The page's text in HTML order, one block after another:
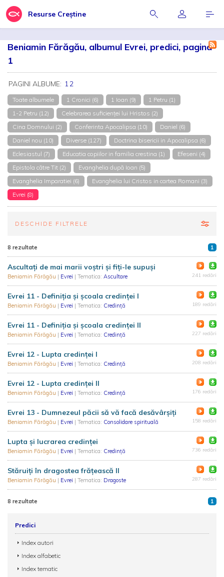
Resurse Creștine
Beniamin Fărăgău, albumul Evrei, predici, pagina
1
PAGINI ALBUME: 12
Toate albumele 1 Cronici (6) 1 Ioan (9)
1 Petru (1)
1-2 Petru (12)
Celebrarea suficienței lui Hristos (2)
Cina Domnului (2)
Conferinta Apocalipsa (10)
Daniel (6)
Daniel nou (10)
Diverse (127)
Doctrina bisericii in Apocalipsa (6)
Eclesiastul (7)
Educatia copiilor in familia crestina (1)
Efeseni (4)
Epistola către Tit (2)
Evanghelia după Ioan (5)
Evanghelia Imparatiei (6)
Evanghelia lui Cristos in cartea Romani (3)
Evrei (8)
DESCHIDE FILTRELE
8 rezultate 1
Ascultați de mai marii voștri și fiți-le supuși
Beniamin Fărăgău | Evrei | Tematica: Ascultare 241 redări
Evrei 11 - Definiția și școala credinței I
Beniamin Fărăgău | Evrei | Tematica: Credință 189 redări
Evrei 11 - Definiția și școala credinței II
Beniamin Fărăgău | Evrei | Tematica: Credință 227 redări
Evrei 12 - Lupta credinței I
Beniamin Fărăgău | Evrei | Tematica: Credință 208 redări
Evrei 12 - Lupta credinței II
Beniamin Fărăgău | Evrei | Tematica: Credință 176 redări
Evrei 13 - Dumnezeul păcii să vă facă desăvârșiți
Beniamin Fărăgău | Evrei | Tematica: Consolidare spirituală 158 redări
Lupta și lucrarea credinței
Beniamin Fărăgău | Evrei | Tematica: Credință 736 redări
Stăruiți în dragostea frățească II
Beniamin Fărăgău | Evrei | Tematica: Dragoste 287 redări
8 rezultate 1
Predici
Index autori
Index alfabetic
Index tematic